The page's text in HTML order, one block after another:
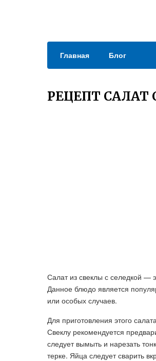
Главная Блог
РЕЦЕПТ САЛАТ
Салат из свеклы с селедкой —
Данное блюдо является
или особых случаев.
Для приготовления этого
Свеклу рекомендуется
следует вымыть и нарезать
терке. Яйца следует сварить